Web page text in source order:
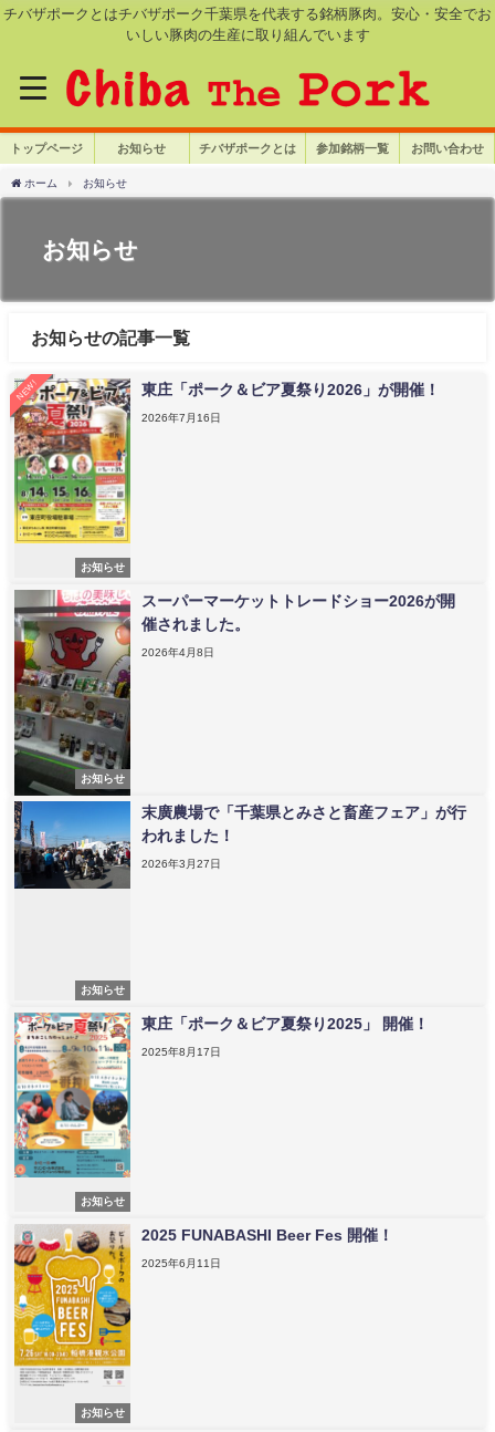
チバザポークとはチバザポーク千葉県を代表する銘柄豚肉。安心・安全でお
いしい豚肉の生産に取り組んでいます
トップページ お知らせ チバザポークとは 参加銘柄一覧 お問い合わせ
ホーム お知らせ
お知らせ
お知らせの記事一覧
NEW!
お知らせ
東庄「ポーク＆ビア夏祭り2026」が開催！
2026年7月16日
お知らせ
スーパーマーケットトレードショー2026が開
催されました。
2026年4月8日
お知らせ
末廣農場で「千葉県とみさと畜産フェア」が行
われました！
2026年3月27日
お知らせ
東庄「ポーク＆ビア夏祭り2025」 開催！
2025年8月17日
お知らせ
2025 FUNABASHI Beer Fes 開催！
2025年6月11日